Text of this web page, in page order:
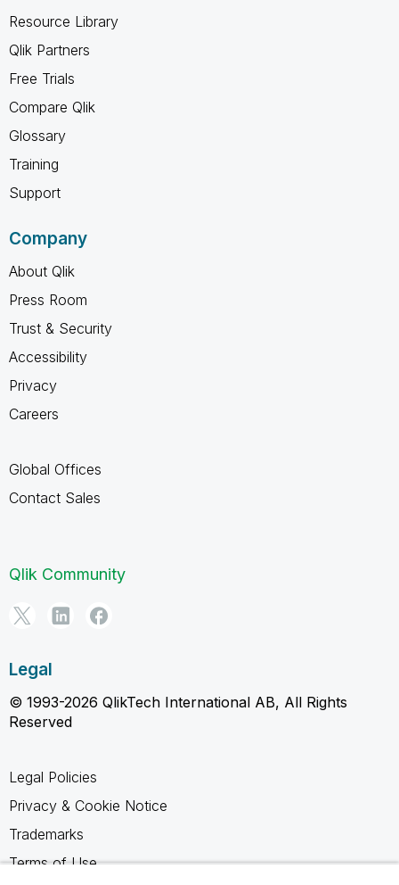
Resource Library
Qlik Partners
Free Trials
Compare Qlik
Glossary
Training
Support
Company
About Qlik
Press Room
Trust & Security
Accessibility
Privacy
Careers
Global Offices
Contact Sales
Qlik Community
Legal
© 1993-2026 QlikTech International AB, All Rights
Reserved
Legal Policies
Privacy & Cookie Notice
Trademarks
Terms of Use